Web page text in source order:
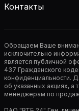
Контакты
Обращаем Ваше
исключительно
является публичной
437 Гражданского
конфиденциальности.
об указанных акциях,
менеджерам по